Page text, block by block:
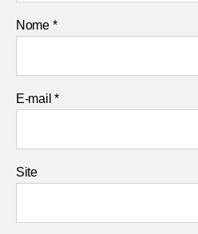
Nome *
E-mail*
Site